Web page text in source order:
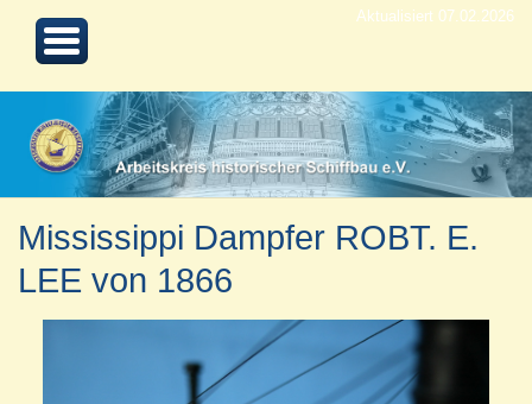
Aktualisiert 07.02.2026
Mississippi Dampfer ROBT. E.
LEE von 1866